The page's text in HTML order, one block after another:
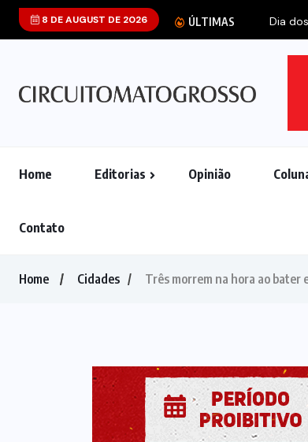
8 DE AUGUST DE 2026 ÚLTIMAS Dia
Home Editorias Opinião
Contato
Home Cidades Três morrem na hora ao bater